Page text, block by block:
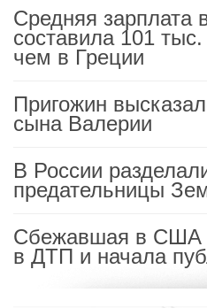
Средняя зарплата
составила 101
чем в Греции
Пригожин
сына Валерии
В России
предательницы
Сбежавшая в США
в ДТП и начала